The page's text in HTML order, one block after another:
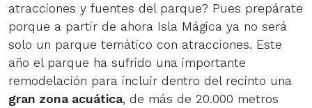
atracciones y fuentes del parque? Pues prepárate
porque a partir de ahora Isla Mágica ya no será
solo un parque temático con atracciones. Este
año el parque ha sufrido una importante
remodelación para incluir dentro del recinto una
gran zona acuática, de más de 20.000 metros